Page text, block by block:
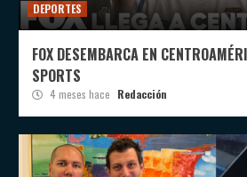
DEPORTES
FOX DESEMBARCA EN
SPORTS
4 meses hace Redacción